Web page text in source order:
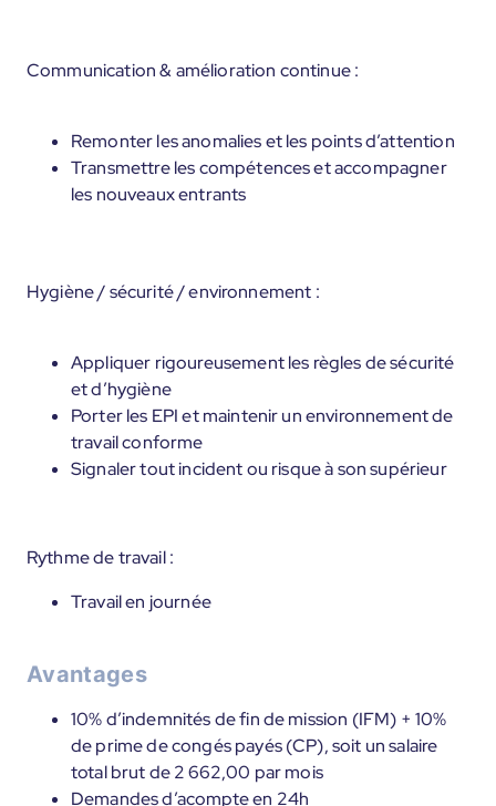
Communication & amélioration continue :
Remonter les anomalies et les points d’attention
Transmettre les compétences et accompagner
les nouveaux entrants
Hygiène / sécurité / environnement :
Appliquer rigoureusement les règles de sécurité
et d’hygiène
Porter les EPI et maintenir un environnement de
travail conforme
Signaler tout incident ou risque à son supérieur
Rythme de travail :
Travail en journée
Avantages
10% d’indemnités de fin de mission (IFM) + 10%
de prime de congés payés (CP), soit un salaire
total brut de 2 662,00 par mois
Demandes d’acompte en 24h